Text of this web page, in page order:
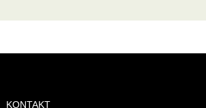
KONTAKT